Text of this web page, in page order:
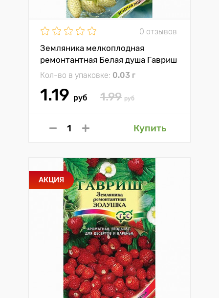
0 отзывов
Земляника мелкоплодная
ремонтантная Белая душа Гавриш
Кол-во в упаковке: 0.03 г
1.19 руб 1.99 руб
Купить
АКЦИЯ